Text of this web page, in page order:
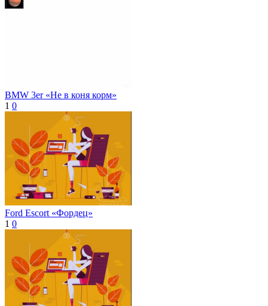
BMW 3er «Не в коня корм»
1 0
Ford Escort «Фордец»
1 0